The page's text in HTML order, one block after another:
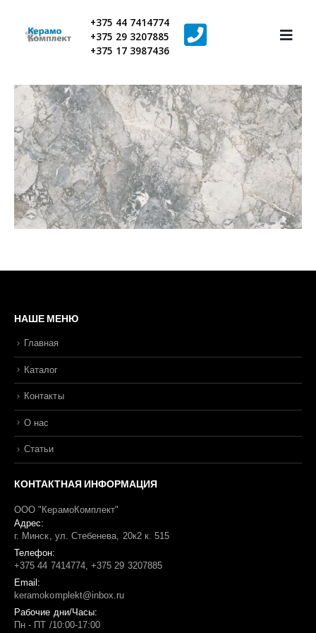
+375 44 7414774
+375 29 3207885
+375 17 3987436
НАШЕ МЕНЮ
Главная
Каталог
Контакты
О нас
Статьи
КОНТАКТНАЯ ИНФОРМАЦИЯ
ООО "КерамоКомплект"
Адрес:
г. Минск, ул. Стебенева, 20к2 к. 515
Телефон:
+375 44 7414774, +375 29 3207885
Email:
keramokomplekt@inbox.ru
Рабочие дни/Часы:
Пн - ПТ /10:00-17:00